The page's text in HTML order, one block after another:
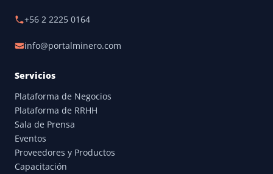
+56 2 2225 0164
info@portalminero.com
Servicios
Plataforma de Negocios
Plataforma de RRHH
Sala de Prensa
Eventos
Proveedores y Productos
Capacitación